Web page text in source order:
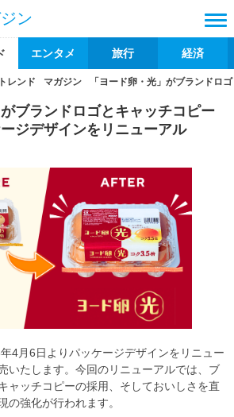
ン
エンタメ 旅行 経済
トレンド マガジン 「ヨード卵・光」がブランドロ
がブランドロゴとキャッチコピー
ジデザインをリニューアル
4月6日よりパッケージデザインをリニュー
いたします。今回のリニューアルでは、ブ
ャッチコピーの採用、そしておいしさを直
の強化が行われます。